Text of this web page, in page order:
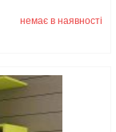
немає в наявності